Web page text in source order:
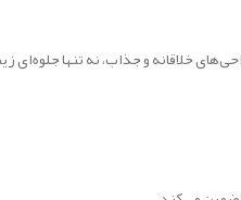
خلاقانه و جذاب، نه تنها جلوه‌ای